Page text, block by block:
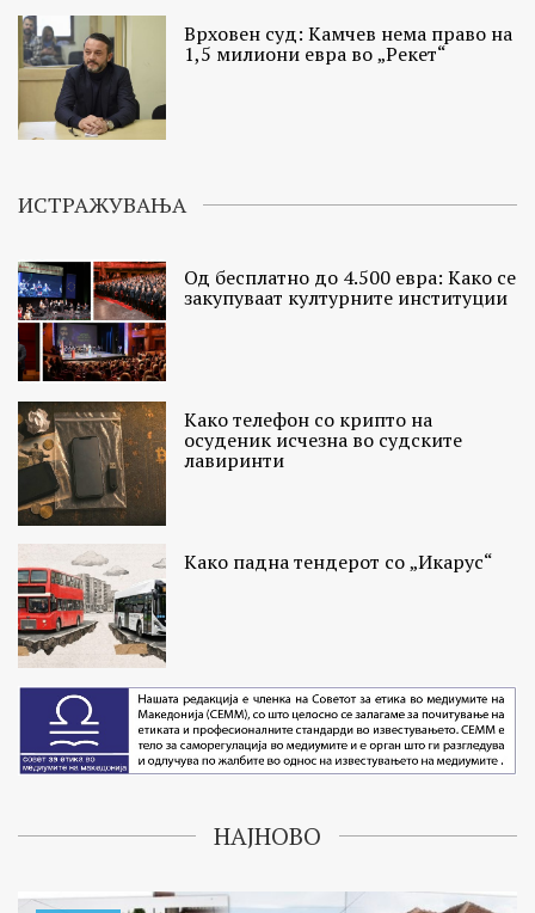
Врховен суд: Камчев нема право на
1,5 милиони евра во „Рекет“
ИСТРАЖУВАЊА
Од бесплатно до 4.500 евра: Како се
закупуваат културните институции
Како телефон со крипто на
осуденик исчезна во судските
лавиринти
Како падна тендерот со „Икарус“
НАЈНОВО